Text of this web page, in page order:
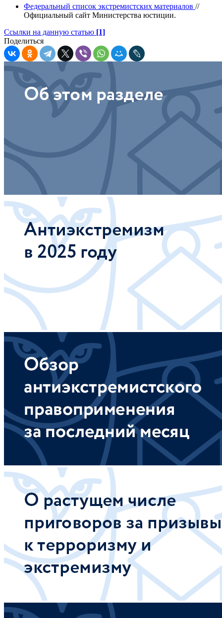
Федеральный список экстремистских материалов //
Официальный сайт Министерства юстиции.
Ссылки на данную статью [1]
Поделиться